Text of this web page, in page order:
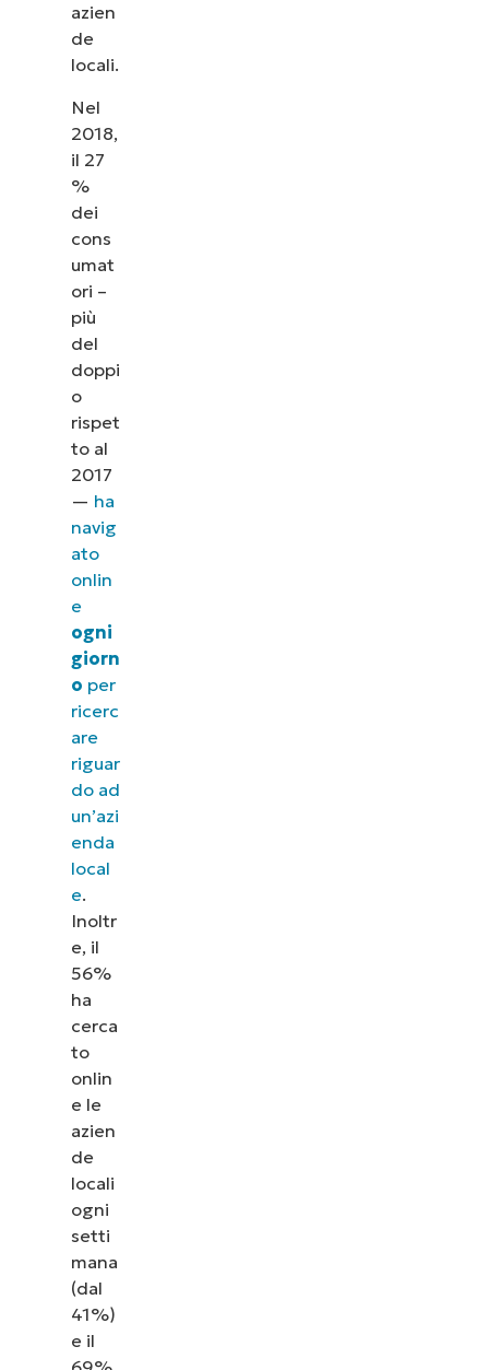
azien
de
locali.
Nel
2018,
il 27
%
dei
cons
umat
ori –
più
del
doppi
o
rispet
to al
2017
— ha
navig
ato
onlin
e
ogni
giorn
o per
ricerc
are
riguar
do ad
un’azi
enda
local
e.
Inoltr
e, il
56%
ha
cerca
to
onlin
e le
azien
de
locali
ogni
setti
mana
(dal
41%)
e il